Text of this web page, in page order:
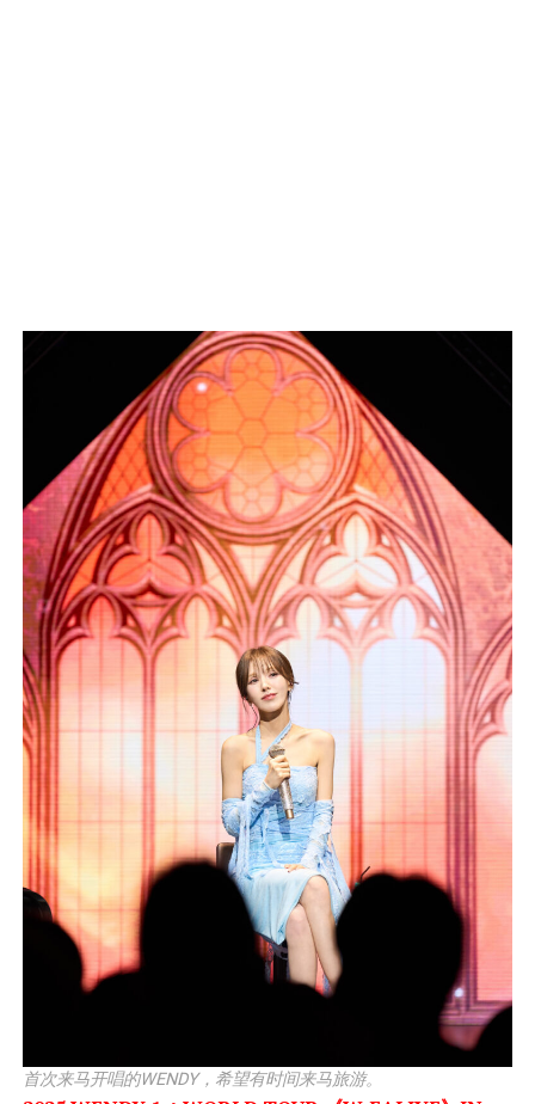
首次来马开唱的WENDY，希望有时间来马旅游。